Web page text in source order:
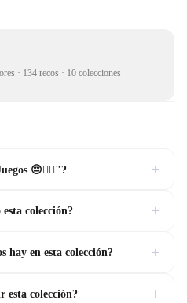
· 134 recos · 10 colecciones
😔✌🏻"? +
colección? +
hay en esta colección? +
esta colección? +